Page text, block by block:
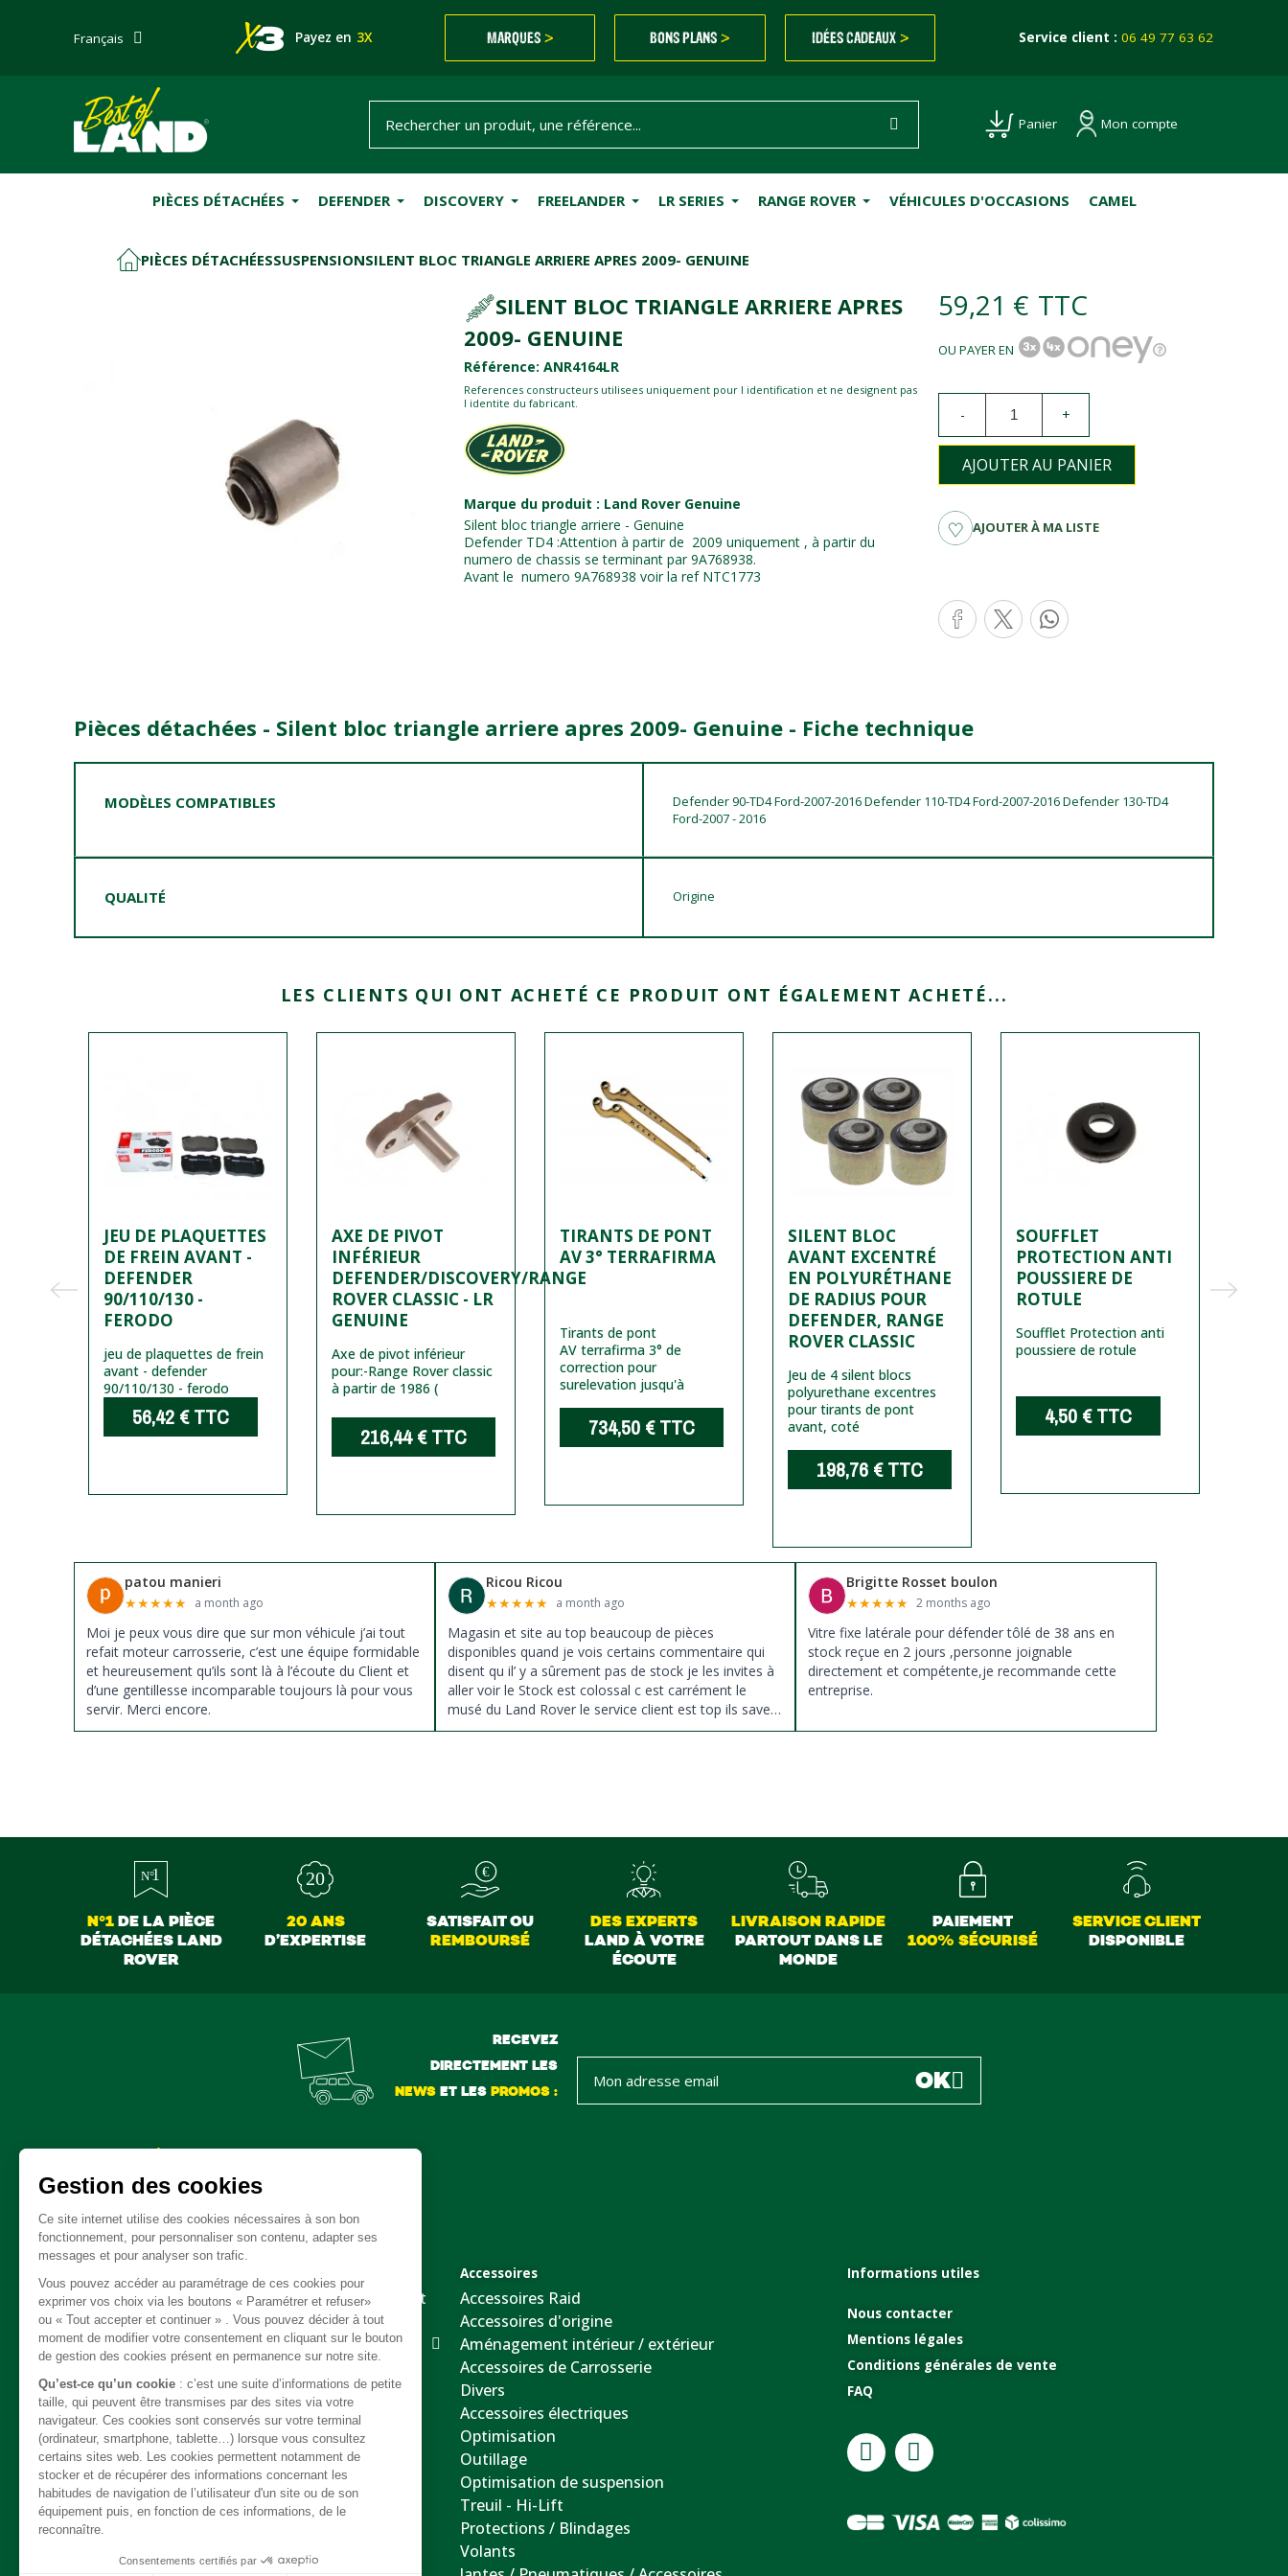
Français Payez en 3X MARQUES > BONS PLANS > IDÉES CADEAUX > Service client :06 49 77 63 62
Panier Mon compte
PIÈCES DÉTACHÉES DEFENDER DISCOVERY FREELANDER LR SERIES RANGE ROVER VÉHICULES D'OCCASIONS CAMEL
PIÈCES DÉTACHÉESSUSPENSIONSILENT BLOC TRIANGLE ARRIERE APRES 2009- GENUINE
SILENT BLOC TRIANGLE ARRIERE APRES
2009- GENUINE
Référence: ANR4164LR
References constructeurs utilisees uniquement pour l identification et ne designent pas
l identite du fabricant.
Marque du produit : Land Rover Genuine
Silent bloc triangle arriere - Genuine
Defender TD4 :Attention à partir de 2009 uniquement , à partir du
numero de chassis se terminant par9A768938.
Avant le numero 9A768938 voir la ref NTC1773
59,21 € TTC
OU PAYER EN
- +
AJOUTER AU PANIER
AJOUTER À MA LISTE
Pièces détachées - Silent bloc triangle arriere apres 2009- Genuine - Fiche technique
MODÈLES COMPATIBLES
Defender 90-TD4 Ford-2007-2016 Defender 110-TD4 Ford-2007-2016 Defender 130-TD4
Ford-2007 - 2016
QUALITÉ Origine
LES CLIENTS QUI ONT ACHETÉ CE PRODUIT ONT ÉGALEMENT ACHETÉ...
JEU DE PLAQUETTES
DE FREIN AVANT -
DEFENDER
90/110/130 -
FERODO
jeu de plaquettes de frein
avant - defender
90/110/130 - ferodo
56,42 €TTC
AXE DE PIVOT
INFÉRIEUR
DEFENDER/DISCOVERY/RANGE
ROVER CLASSIC - LR
GENUINE
Axe de pivot inférieur
pour:-Range Rover classic
à partir de 1986 (
216,44 €TTC
TIRANTS DE PONT
AV 3° TERRAFIRMA
Tirants de pont
AV terrafirma 3° de
correction pour
surelevation jusqu'à
734,50 €TTC
SILENT BLOC
AVANT EXCENTRÉ
EN POLYURÉTHANE
DE RADIUS POUR
DEFENDER, RANGE
ROVER CLASSIC
Jeu de 4 silent blocs
polyurethane excentres
pour tirants de pont
avant, coté
198,76 €TTC
SOUFFLET
PROTECTION ANTI
POUSSIERE DE
ROTULE
Soufflet Protection anti
poussiere de rotule
4,50 €TTC
patou manieri
★★★★★ a month ago
Moi je peux vous dire que sur mon véhicule j’ai tout
refait moteur carrosserie, c’est une équipe formidable
et heureusement qu’ils sont là à l’écoute du Client et
d’une gentillesse incomparable toujours là pour vous
servir. Merci encore.
Ricou Ricou
★★★★★ a month ago
Magasin et site au top beaucoup de pièces
disponibles quand je vois certains commentaire qui
disent qu il’ y a sûrement pas de stock je les invites à
aller voir le Stock est colossal c est carrément le
musé du Land Rover le service client est top ils savent
donné des conseils et ne pousse pas à la vente ils
Brigitte Rosset boulon
★★★★★ 2 months ago
Vitre fixe latérale pour défender tôlé de 38 ans en
stock reçue en 2 jours ,personne joignable
directement et compétente,je recommande cette
entreprise.
N°1DE LA PIÈCE
DÉTACHÉES LAND
ROVER
20 ANS
D’EXPERTISE
SATISFAIT OU
REMBOURSÉ
DES EXPERTS
LAND À VOTRE
ÉCOUTE
LIVRAISON RAPIDE
PARTOUT DANS LE
MONDE
PAIEMENT
100% SÉCURISÉ
SERVICE CLIENT
DISPONIBLE
RECEVEZ
DIRECTEMENT LES
NEWSET LES PROMOS : OK
Embrayage - Boite de vitesse / boite de transfert
Câble
Carrosserie / Chassis
Direction
Echappement
Electricité
Freinage
Intérieur
Moteur
Refroidissement / chauffage / clim
Suspension
Système de carburant
Accessoires
Accessoires Raid
Accessoires d'origine
Aménagement intérieur / extérieur
Accessoires de Carrosserie
Divers
Accessoires électriques
Optimisation
Outillage
Optimisation de suspension
Treuil - Hi-Lift
Protections / Blindages
Volants
Informations utiles
Nous contacter
Mentions légales
Conditions générales de vente
FAQ